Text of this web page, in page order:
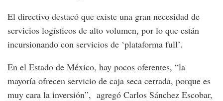
El directivo destacó que existe una gran necesidad de
servicios logísticos de alto volumen, por lo que están
incursionando con servicios de ‘plataforma full’.
En el Estado de México, hay pocos oferentes, “la
mayoría ofrecen servicio de caja seca cerrada, porque es
muy cara la inversión”, agregó Carlos Sánchez Escobar,